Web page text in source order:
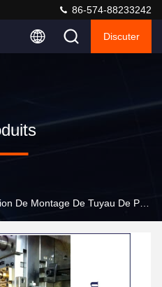
86-574-88233242
Discuter
De Montage De Tuyau De PVC
pression de pompe de 16